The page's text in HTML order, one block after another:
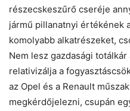
részecskeszűrő cseréje
jármű pillanatnyi értékének
komolyabb alkatrészeket,
Nem lesz gazdasági
relativizálja a
az Opel és a Renault
megkérdőjelezni, csupán